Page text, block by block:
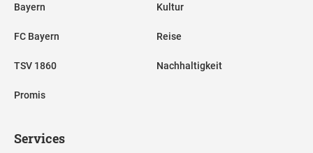
Bayern
FC Bayern
TSV 1860
Promis
Kultur
Reise
Nachhaltigkeit
Services